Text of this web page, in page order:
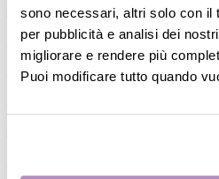
sono necessari, altri solo con il
per pubblicità e analisi dei
migliorare e rendere più
Puoi modificare tutto quando
―Biberon
―
Tettarelle
―Succhietti